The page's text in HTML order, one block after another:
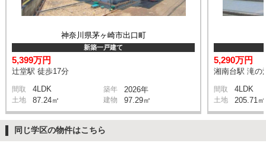
神奈川県茅ヶ崎市出口町
新築一戸建て
5,399万円
辻堂駅 徒歩17分
間取 4LDK 築年 2026年
土地 87.24㎡ 建物 97.29㎡
5,290万円
湘南台駅 滝の
間取 4LDK
土地 205.71㎡
同じ学区の物件はこちら